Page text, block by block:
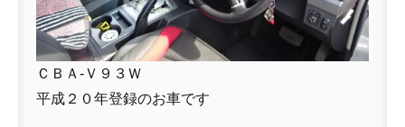
ＣＢＡ-Ｖ９３Ｗ
平成２０年登録のお車です